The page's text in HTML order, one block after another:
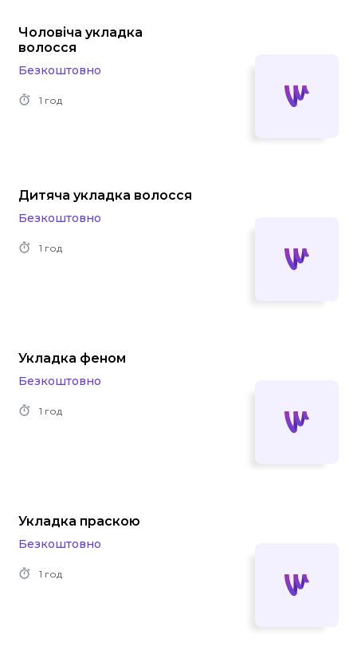
Чоловіча укладка
волосся
Безкоштовно
1 год
Дитяча укладка волосся
Безкоштовно
1 год
Укладка феном
Безкоштовно
1 год
Укладка праскою
Безкоштовно
1 год